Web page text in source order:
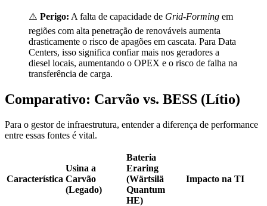
⚠️ Perigo: A falta de capacidade de Grid-Forming em
regiões com alta penetração de renováveis aumenta
drasticamente o risco de apagões em cascata. Para Data
Centers, isso significa confiar mais nos geradores a
diesel locais, aumentando o OPEX e o risco de falha na
transferência de carga.
Comparativo: Carvão vs. BESS (Lítio)
Para o gestor de infraestrutura, entender a diferença de performance
entre essas fontes é vital.
Característica
Usina a
Carvão
(Legado)
Bateria
Eraring
(Wärtsilä
Quantum
HE)
Impacto na TI